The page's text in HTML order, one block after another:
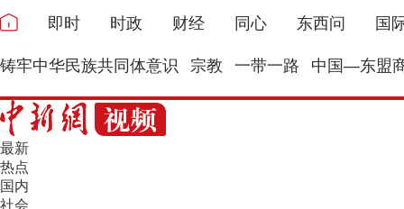
即时 时政 财经 同心 东西问 国
铸牢中华民族共同体意识 宗教 一带一路 中国—东盟
最新
热点
国内
社会